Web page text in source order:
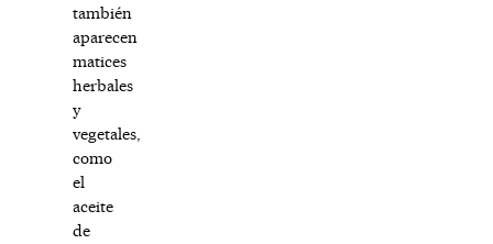
también
aparecen
matices
herbales
y
vegetales,
como
el
aceite
de